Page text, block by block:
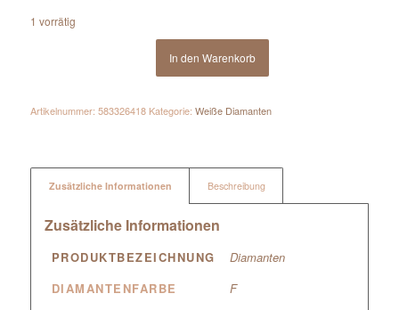
1 vorrätig
In den Warenkorb
Artikelnummer: 583326418 Kategorie: Weiße Diamanten
Zusätzliche Informationen Beschreibung
Zusätzliche Informationen
PRODUKTBEZEICHNUNG
Diamanten
DIAMANTENFARBE
F